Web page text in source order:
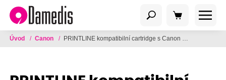
Úvod / Canon / PRINTLINE kompatibilní cartridge s Canon CLI-551XL, magenta, čip